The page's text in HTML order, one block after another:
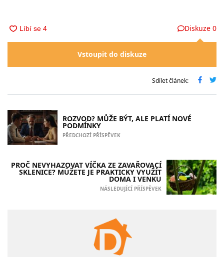
Diskuze 0
Vstoupit do diskuze
Sdílet článek:
ROZVOD? MŮŽE BÝT, ALE PLATÍ NOVÉ
PODMÍNKY
PŘEDCHOZÍ PŘÍSPĚVEK
PROČ NEVYHAZOVAT VÍČKA ZE ZAVAŘOVACÍ
SKLENICE? MŮŽETE JE PRAKTICKY VYUŽÍT
DOMA I VENKU
NÁSLEDUJÍCÍ PŘÍSPĚVEK